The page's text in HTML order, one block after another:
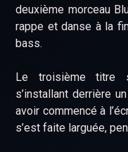
deuxième morceau
rappe et danse à la
bass.
Le troisième titre
s’installant derrière
avoir commencé à
s’est faite larguée,